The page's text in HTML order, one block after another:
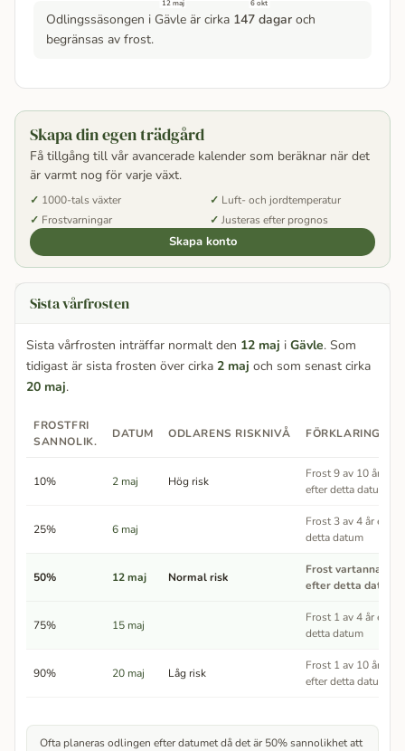
12 maj 6 okt
Odlingssäsongen i Gävle är cirka 147 dagar och
begränsas av frost.
Skapa din egen trädgård
Få tillgång till vår avancerade kalender som beräknar när det
är varmt nog för varje växt.
1000-tals växter
Luft- och jordtemperatur
Frostvarningar
Justeras efter prognos
Skapa konto
Sista vårfrosten
Sista vårfrosten inträffar normalt den 12 maj i Gävle. Som
tidigast är sista frosten över cirka 2 maj och som senast cirka
20 maj.
FROSTFRI
SANNOLIK.
DATUM ODLARENS RISKNIVÅ FÖRKLARING
10% 2 maj Hög risk
Frost 9 av 10 år
efter detta datum
25% 6 maj
Frost 3 av 4 år efter
detta datum
50% 12 maj Normal risk
Frost vartannat år
efter detta datum
75% 15 maj
Frost 1 av 4 år efter
detta datum
90% 20 maj Låg risk
Frost 1 av 10 år
efter detta datum
Ofta planeras odlingen efter datumet då det är 50% sannolikhet att